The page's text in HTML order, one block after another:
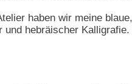
haben wir meine
hebräischer